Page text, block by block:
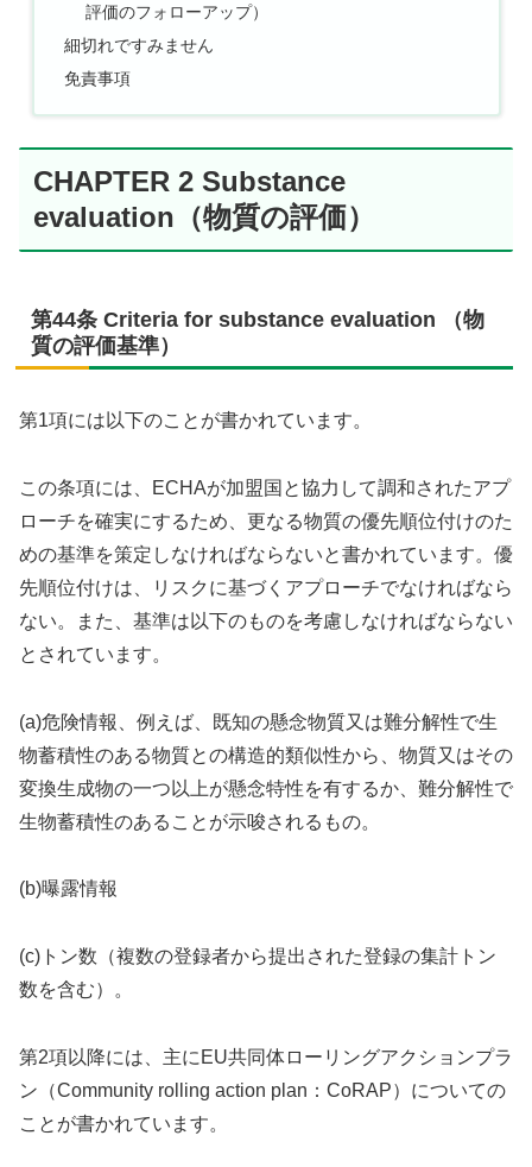
評価のフォローアップ）
細切れですみません
免責事項
CHAPTER 2 Substance
evaluation（物質の評価）
第44条 Criteria for substance evaluation （物
質の評価基準）
第1項には以下のことが書かれています。
この条項には、ECHAが加盟国と協力して調和されたアプ
ローチを確実にするため、更なる物質の優先順位付けのた
めの基準を策定しなければならないと書かれています。優
先順位付けは、リスクに基づくアプローチでなければなら
ない。また、基準は以下のものを考慮しなければならない
とされています。
(a)危険情報、例えば、既知の懸念物質又は難分解性で生
物蓄積性のある物質との構造的類似性から、物質又はその
変換生成物の一つ以上が懸念特性を有するか、難分解性で
生物蓄積性のあることが示唆されるもの。
(b)曝露情報
(c)トン数（複数の登録者から提出された登録の集計トン
数を含む）。
第2項以降には、主にEU共同体ローリングアクションプラ
ン（Community rolling action plan：CoRAP）についての
ことが書かれています。